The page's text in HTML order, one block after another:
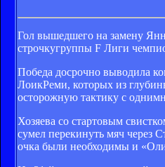
Гол вышедшего на замену
строчкугруппы F Лиги
Победа досрочно выводила
ЛоикРеми, которых из
осторожную тактику с
Хозяева со стартовым
сумел перекинуть мяч через
очка были необходимы и